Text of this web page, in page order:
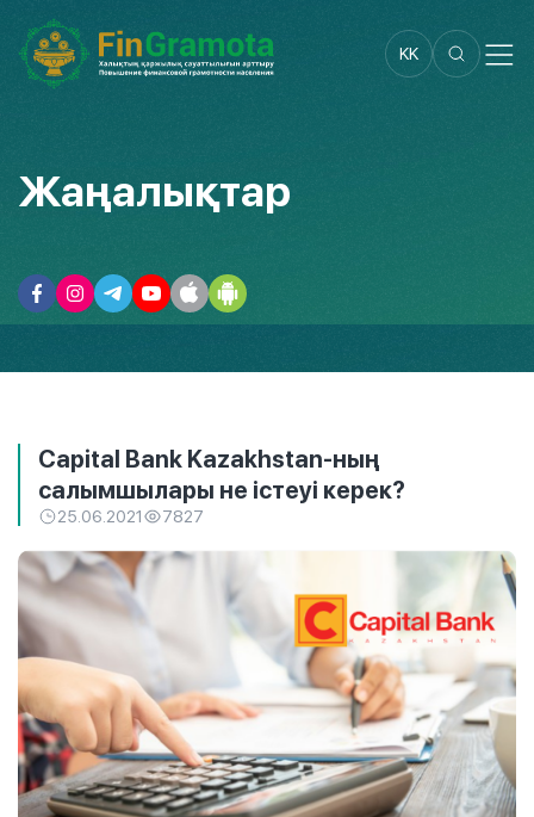
KK
Жаңалықтар
Capital Bank Kazakhstan-ның
салымшылары не істеуі керек?
25.06.2021 7827